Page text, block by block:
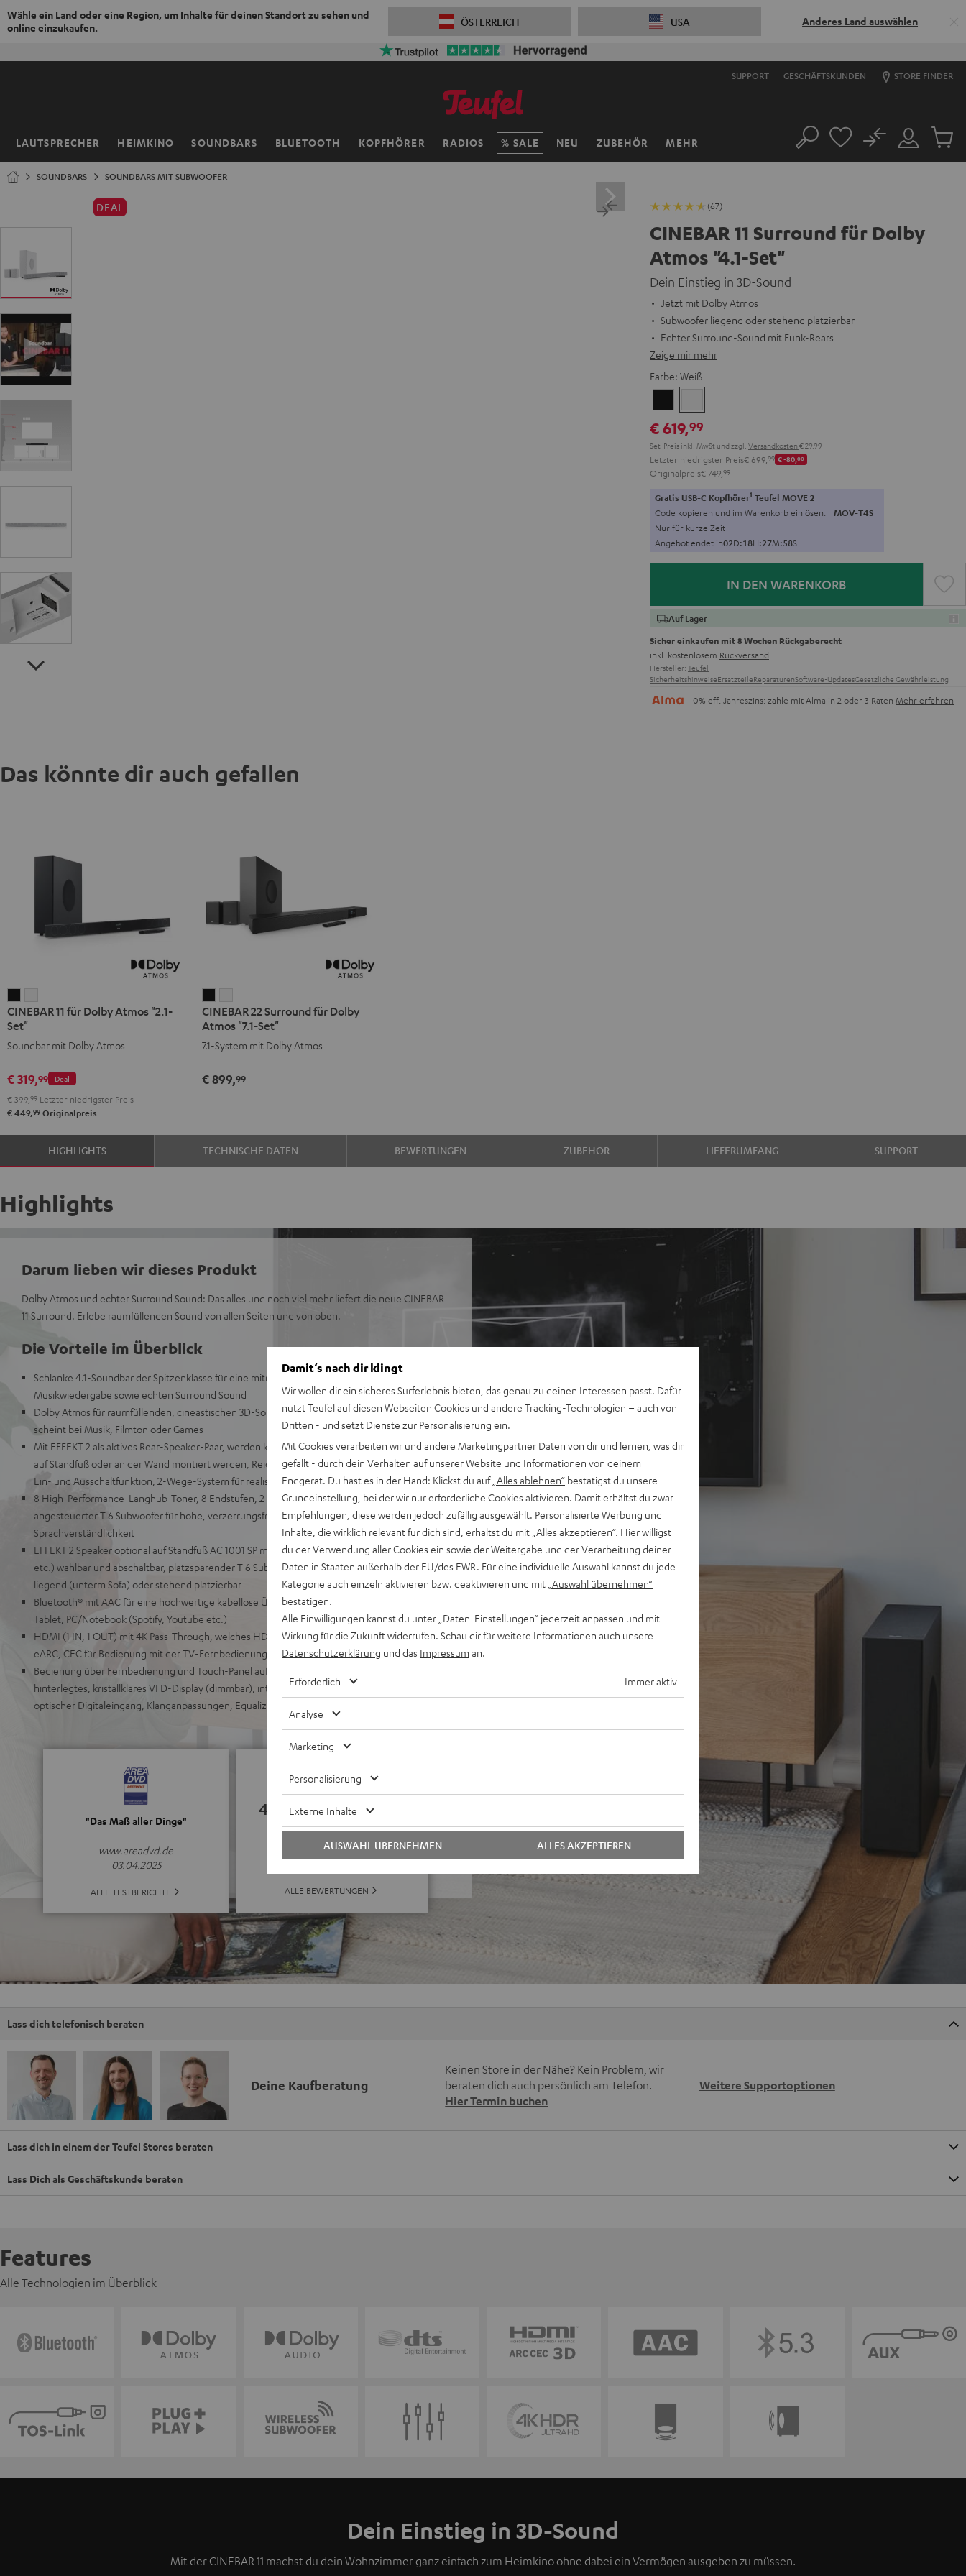
Wähle ein Land oder eine Region, um Inhalte für deinen Standort zu sehen und
online einzukaufen.
ÖSTERREICH USA Anderes Land auswählen
SUPPORT GESCHÄFTSKUNDEN STORE FINDER
LAUTSPRECHER HEIMKINO SOUNDBARS BLUETOOTH KOPFHÖRER RADIOS SALE NEU ZUBEHÖR MEHR
Startseite Suche
Mein
Konto
No
Artikel
SOUNDBARS SOUNDBARS MIT SUBWOOFER
DEAL (67)
CINEBAR 11 Surround für Dolby
Atmos "4.1-Set"
Dein Einstieg in 3D-Sound
Jetzt mit Dolby Atmos
Subwoofer liegend oder stehend platzierbar
Echter Surround-Sound mit Funk-Rears
Zeige mir mehr
Farbe: Weiß
€ 619,99
Set-Preis inkl. MwSt und zzgl. Versandkosten € 29,99
Letzter niedrigster Preis€ 699, 99 € -80,00
Originalpreis€ 749, 99
Gratis USB-C Kopfhörer1 Teufel MOVE 2
Code kopieren und im Warenkorb einlösen. MOV-T4S
Nur für kurze Zeit
Angebot endet in02D:18H:27M:57S
IN DEN WARENKORB
Auf Lager
Sicher einkaufen mit 8 Wochen Rückgaberecht
inkl. kostenlosem Rückversand
Hersteller: Teufel
SicherheitshinweiseErsatzteileReparaturenSoftware-UpdatesGesetzliche Gewährleistung
0% eff. Jahreszins: zahle mit Alma in 2 oder 3 Raten Mehr erfahren
Das könnte dir auch gefallen
11
für
Dolby
"2.1-
Set"
Schwarz
11
Dolby
"2.1-
Set"
Weiß
CINEBAR 11 für Dolby Atmos "2.1-
Set"
Soundbar mit Dolby Atmos
Deal
€ 319,99
€ 399, 99 Letzter niedrigster Preis
€ 449,99 Originalpreis
22
Surround
für
Atmos
Schwarz
22
Surround
für
Atmos
Weiß
CINEBAR 22 Surround für Dolby
Atmos "7.1-Set"
7.1-System mit Dolby Atmos
€ 899,99
HIGHLIGHTS TECHNISCHE DATEN BEWERTUNGEN ZUBEHÖR LIEFERUMFANG SUPPORT
Highlights
Darum lieben wir dieses Produkt
Dolby Atmos und echter Surround Sound: Das alles und noch viel mehr liefert die neue CINEBAR
11 Surround. Erlebe raumfüllenden Sound von allen Seiten und von oben.
Die Vorteile im Überblick
Schlanke 4.1-Soundbar der Spitzenklasse für eine mitreißende TV-, Gaming und
Musikwiedergabe sowie echten Surround Sound
Dolby Atmos für raumfüllenden, cineastischen 3D-Sound, der auch von oben zu kommen
scheint bei Musik, Filmton oder Games
Mit EFFEKT 2 als aktives Rear-Speaker-Paar, werden kabellos per Funk angesteuert, können
auf Standfuß oder an der Wand montiert werden, Reichweiten von bis zu 15 m, automatische
Ein- und Ausschaltfunktion, 2-Wege-System für realistischen Surround-Sound
8 High-Performance-Langhub-Töner, 8 Endstufen, 2-Wege-System, sowie kabellos
angesteuerter T 6 Subwoofer für hohe, verzerrungsfreie Pegel und bestmögliche
Sprachverständlichkeit
EFFEKT 2 Speaker optional auf Standfuß AC 1001 SP montiertbar, Soundmodi (Nacht, Sprache
etc.) wählbar und abschaltbar, platzsparender T 6 Subwoofer für tiefen, präzisen Kickbass,
liegend (unterm Sofa) oder stehend platzierbar
Bluetooth® mit AAC für eine hochwertige kabellose Übertragung von Musik von Smartphone,
Tablet, PC/Notebook (Spotify, Youtube etc.)
HDMI (1 IN, 1 OUT) mit 4K Pass-Through, welches HDR, Dolby Vision und 3D unterstützt,
eARC, CEC für Bedienung mit der TV-Fernbedienung, einfacher Ein-Kabel-Anschluss
Bedienung über Fernbedienung und Touch-Panel auf dem Gerät, edles Frontgitter aus Metall,
hinterlegtes, kristallklares VFD-Display (dimmbar), integrierte Wandanbringung, AUX-In,
optischer Digitaleingang, Klanganpassungen, Equalizer
"Das Maß aller Dinge"
www.areadvd.de
03.04.2025
ALLE TESTBERICHTE
4.78
(4.78 von 5 bei 67 Bewertungen)
ALLE BEWERTUNGEN
Lass dich telefonisch beraten
Deine Kaufberatung
Keinen Store in der Nähe? Kein Problem, wir
beraten dich auch persönlich am Telefon.
Hier Termin buchen
Weitere Supportoptionen
Lass dich in einem der Teufel Stores beraten
Lass Dich als Geschäftskunde beraten
Features
Alle Technologien im Überblick
Dein Einstieg in 3D-Sound
Mit der CINEBAR 11 machst du dein Wohnzimmer ganz einfach zum Heimkino ohne dabei ein Vermögen ausgeben zu müssen.
Damit‘s nach dir klingt
Wir wollen dir ein sicheres Surferlebnis bieten, das genau zu deinen Interessen passt. Dafür
nutzt Teufel auf diesen Webseiten Cookies und andere Tracking-Technologien – auch von
Dritten - und setzt Dienste zur Personalisierung ein.
Mit Cookies verarbeiten wir und andere Marketingpartner Daten von dir und lernen, was dir
gefällt - durch dein Verhalten auf unserer Website und Informationen von deinem
Endgerät. Du hast es in der Hand: Klickst du auf „Alles ablehnen“ bestätigst du unsere
Grundeinstellung, bei der wir nur erforderliche Cookies aktivieren. Damit erhältst du zwar
Empfehlungen, diese werden jedoch zufällig ausgewählt. Personalisierte Werbung und
Inhalte, die wirklich relevant für dich sind, erhältst du mit „Alles akzeptieren“. Hier willigst
du der Verwendung aller Cookies ein sowie der Weitergabe und der Verarbeitung deiner
Daten in Staaten außerhalb der EU/des EWR. Für eine individuelle Auswahl kannst du jede
Kategorie auch einzeln aktivieren bzw. deaktivieren und mit „Auswahl übernehmen“
bestätigen.
Alle Einwilligungen kannst du unter „Daten-Einstellungen“ jederzeit anpassen und mit
Wirkung für die Zukunft widerrufen. Schau dir für weitere Informationen auch unsere
Datenschutzerklärung und das Impressum an.
Erforderlich Immer aktiv
Analyse
Marketing
Personalisierung
Externe Inhalte
ALLES AKZEPTIEREN
AUSWAHL ÜBERNEHMEN